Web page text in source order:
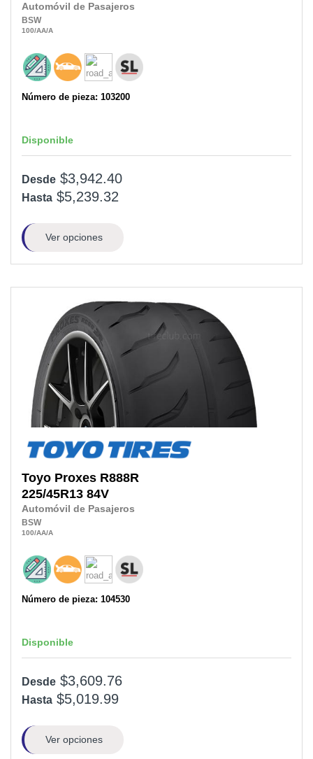
Automóvil de Pasajeros
BSW
100/AA/A
Número de pieza: 103200
Disponible
Desde $3,942.40
Hasta $5,239.32
Ver opciones
Toyo Proxes R888R
225/45R13 84V
Automóvil de Pasajeros
BSW
100/AA/A
Número de pieza: 104530
Disponible
Desde $3,609.76
Hasta $5,019.99
Ver opciones